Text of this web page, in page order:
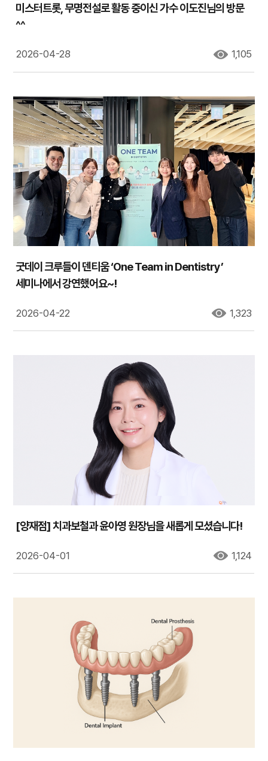
미스터트롯, 무명전설로 활동 중이신 가수 이도진님의 방문
^^
2026-04-28 1,105
굿데이 크루들이 덴티움 ‘One Team in Dentistry’
세미나에서 강연했어요~!
2026-04-22 1,323
[양재점] 치과보철과 윤아영 원장님을 새롭게 모셨습니다!
2026-04-01 1,124